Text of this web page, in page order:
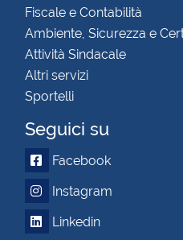
Fiscale e Contabilità
Ambiente, Sicurezza e
Attività Sindacale
Altri servizi
Sportelli
Seguici su
Facebook
Instagram
Linkedin